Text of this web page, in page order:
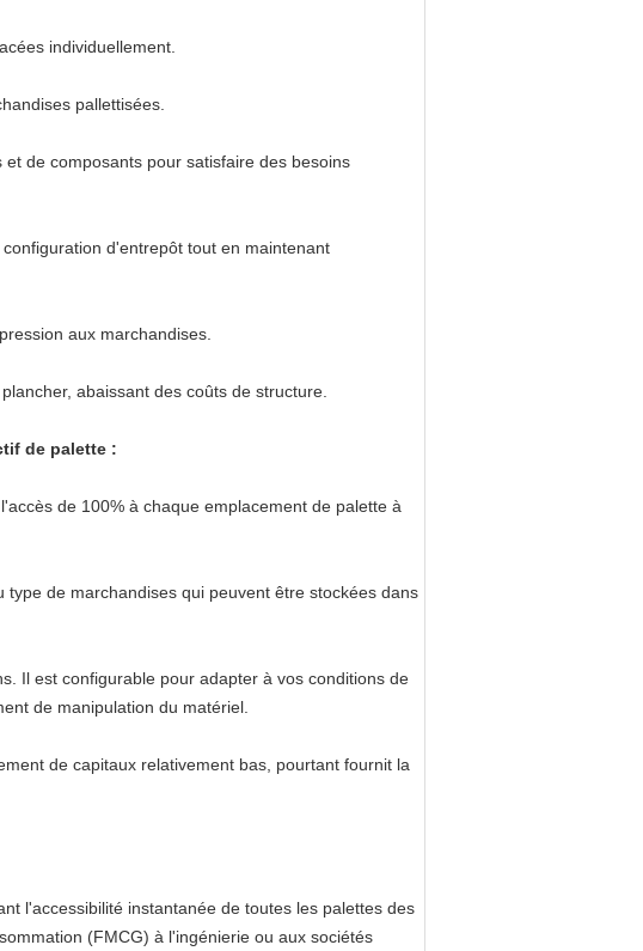
individuellement.
pallettisées.
de composants pour satisfaire des besoins
d'entrepôt tout en maintenant
aux marchandises.
abaissant des coûts de structure.
de palette :
de 100% à chaque emplacement de palette à
de marchandises qui peuvent être stockées dans
Il est configurable pour adapter à vos conditions de
de manipulation du matériel.
de capitaux relativement bas, pourtant fournit la
l'accessibilité instantanée de toutes les palettes des
(FMCG) à l'ingénierie ou aux sociétés